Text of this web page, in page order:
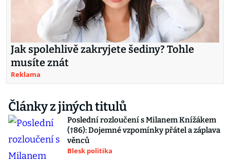
Jak spolehlivě zakryjete šediny? Tohle
musíte znát
Reklama
Články z jiných titulů
Poslední rozloučení s Milanem Knížákem
(†86): Dojemné vzpomínky přátel a záplava
věnců
Blesk politika